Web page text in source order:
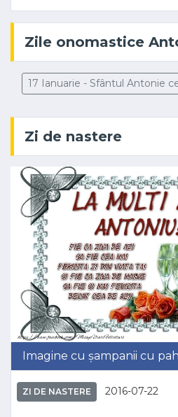
Zile onomastice
17 Ianuarie - Sfântul Antonie
Zi de nastere
Imagine cu șampanii cu
ZI DE NASTERE 2016-07-22